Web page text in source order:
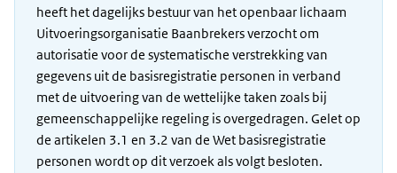
heeft het dagelijks bestuur van het openbaar lichaam
Uitvoeringsorganisatie Baanbrekers verzocht om
autorisatie voor de systematische verstrekking van
gegevens uit de basisregistratie personen in verband
met de uitvoering van de wettelijke taken zoals bij
gemeenschappelijke regeling is overgedragen. Gelet op
de artikelen 3.1 en 3.2 van de Wet basisregistratie
personen wordt op dit verzoek als volgt besloten.